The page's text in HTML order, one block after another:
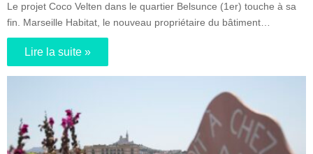
Le projet Coco Velten dans le quartier Belsunce (1er) touche à sa
fin. Marseille Habitat, le nouveau propriétaire du bâtiment…
Lire la suite »